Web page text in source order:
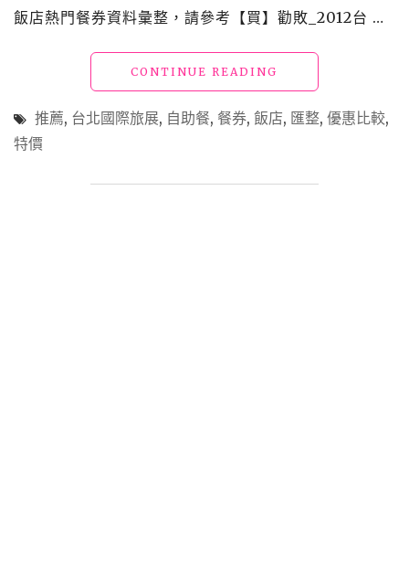
飯店熱門餐券資料彙整，請參考【買】勸敗_2012台 …
CONTINUE READING
勸
敗
_2011
國
推薦, 台北國際旅展, 自助餐, 餐券, 飯店, 匯整, 優惠比較,
特價